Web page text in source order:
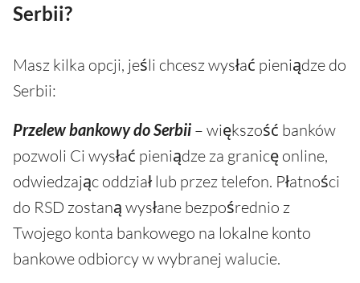
Serbii?
Masz kilka opcji, jeśli chcesz wysłać pieniądze do
Serbii:
Przelew bankowy do Serbii – większość banków
pozwoli Ci wysłać pieniądze za granicę online,
odwiedzając oddział lub przez telefon. Płatności
do RSD zostaną wysłane bezpośrednio z
Twojego konta bankowego na lokalne konto
bankowe odbiorcy w wybranej walucie.